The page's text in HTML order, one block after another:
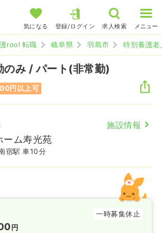
気になる 登録/ログイン 求人検索 メニュー
roo! 転職 岐阜県 羽島市 特別養護
のみ / パート(非常勤)
円以上可
施設情報
ーム寿光苑
宿駅 車10分
一時募集休止
円